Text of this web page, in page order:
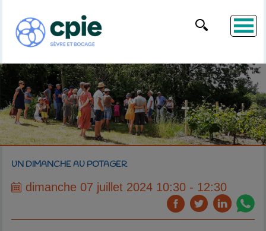
UN DIMANCHE AU POTAGER
dimanche 07 juillet 2024 10:30 - 12:30